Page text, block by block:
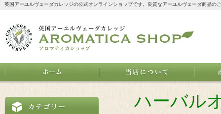
英国アーユルヴェーダカレッジの公式オンラインショップです。良質なアーユルヴェーダ商品の
ハーバル